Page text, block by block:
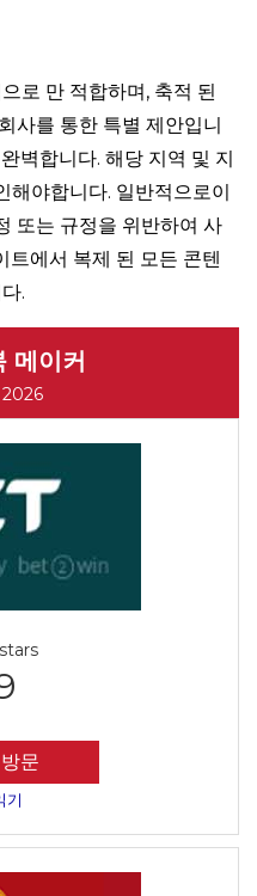
로 만 적합하며, 축적 된
사를 통한 특별 제안입니
벽합니다. 해당 지역 및 지
해야합니다. 일반적으로이
또는 규정을 위반하여 사
트에서 복제 된 모든 콘텐
.
메이커
문
기